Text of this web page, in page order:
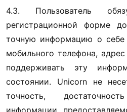
4.3. Пользователь
регистрационной форме
точную информацию о
мобильного телефона,
поддерживать эту
состоянии. Unicorn не
точность,
информации,